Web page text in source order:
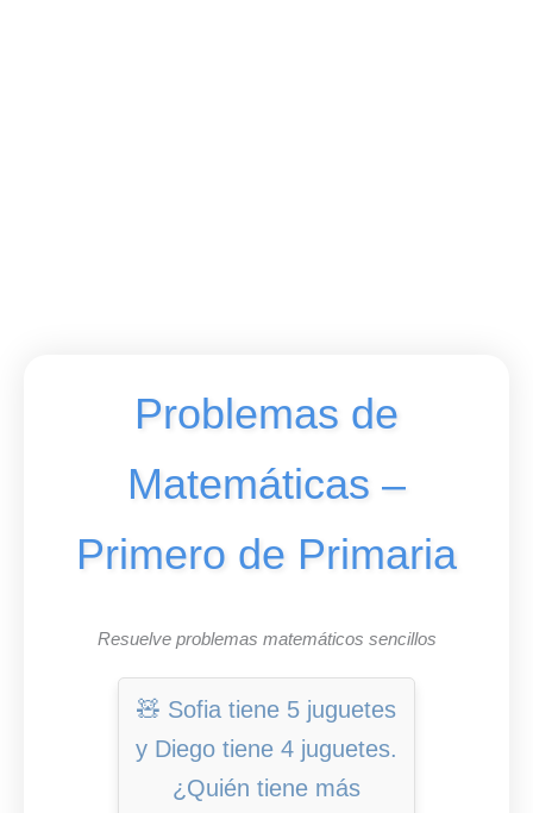
Problemas de
Matemáticas –
Primero de Primaria
Resuelve problemas matemáticos sencillos
🧸 Sofia tiene 5 juguetes
y Diego tiene 4 juguetes.
¿Quién tiene más